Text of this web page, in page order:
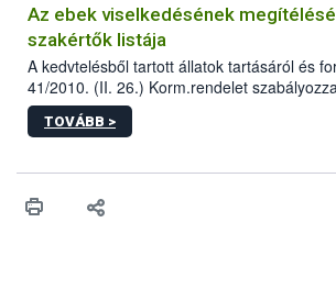
Az ebek viselkedésének
szakértők listája
A kedvtelésből tartott állatok tartásáról és
41/2010. (II. 26.) Korm.rendelet
sérülés, illetve ennek veszélye
hatósági feladatokat, valamint a veszélyes
vonni az ebek viselkedésének
TOVÁBB >